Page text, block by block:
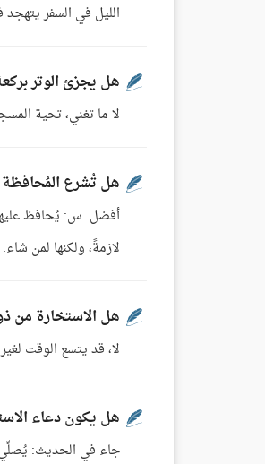
الليل في السفر يتهجد
هل يجزئ الوتر
لا ما تغني، تحية
هل تُشرع المُحافظة
أفضل. س: يُحافظ عليها
لازمةً، ولكنها لمن شاء.
هل الاستخارة من
لا، قد يتسع الوقت
هل يكون دعاء
جاء في الحديث: يُصلِّي